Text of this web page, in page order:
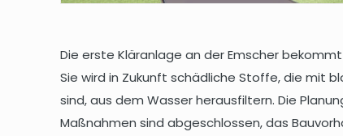
Die erste Kläranlage an der Emscher
Sie wird in Zukunft schädliche Stoffe, die mit
sind, aus dem Wasser herausfiltern. Die
Maßnahmen sind abgeschlossen, das